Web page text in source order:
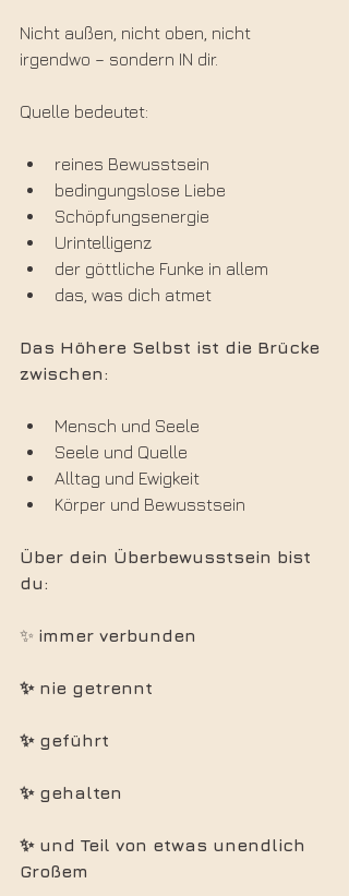
Nicht außen, nicht oben, nicht
irgendwo – sondern IN dir.
Quelle bedeutet:
reines Bewusstsein
bedingungslose Liebe
Schöpfungsenergie
Urintelligenz
der göttliche Funke in allem
das, was dich atmet
Das Höhere Selbst ist die Brücke
zwischen:
Mensch und Seele
Seele und Quelle
Alltag und Ewigkeit
Körper und Bewusstsein
Über dein Überbewusstsein bist
du:
✨ immer verbunden
✨ nie getrennt
✨ geführt
✨ gehalten
✨ und Teil von etwas unendlich
Großem